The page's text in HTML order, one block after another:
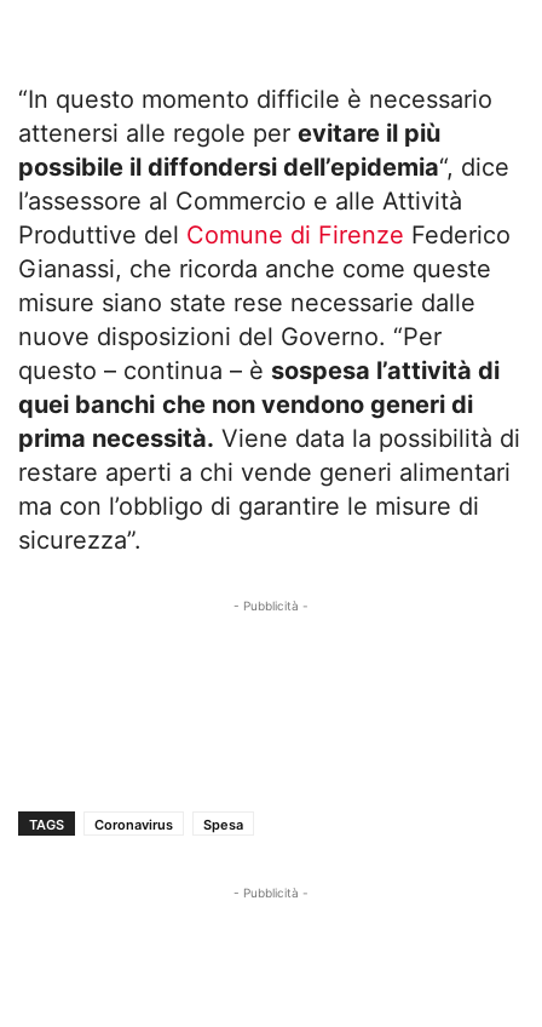
“In questo momento difficile è necessario
attenersi alle regole per evitare il più
possibile il diffondersi dell’epidemia“, dice
l’assessore al Commercio e alle Attività
Produttive del Comune di Firenze Federico
Gianassi, che ricorda anche come queste
misure siano state rese necessarie dalle
nuove disposizioni del Governo. “Per
questo – continua – è sospesa l’attività di
quei banchi che non vendono generi di
prima necessità. Viene data la possibilità di
restare aperti a chi vende generi alimentari
ma con l’obbligo di garantire le misure di
sicurezza”.
- Pubblicità -
TAGS Coronavirus Spesa
- Pubblicità -